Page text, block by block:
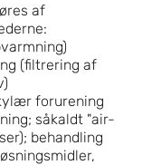
af
(filtrering af
forurening
såkaldt "air-
behandling